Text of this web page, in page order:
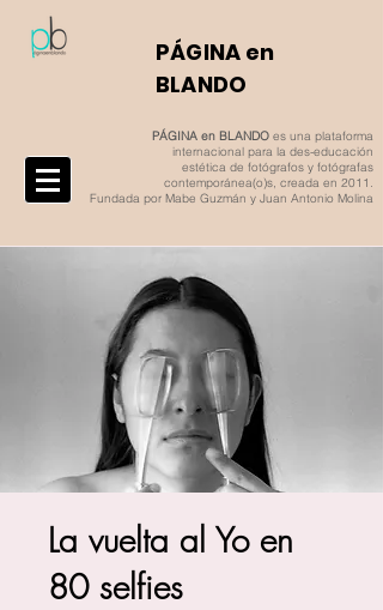
​PÁGINA en
BLANDO
PÁGINA en BLANDO es una plataforma
internacional para la des-educación
estética de fotógrafos y fotógrafas
contemporánea(o)s, creada en 2011.
Fundada por Mabe Guzmán y Juan Antonio Molina
La vuelta al Yo en
80 selfies